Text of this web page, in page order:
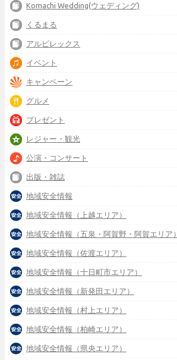
Komachi Wedding(ウェディング)
くるまる
アルビレックス
イベント
キャンペーン
グルメ
プレゼント
レジャー・観光
公演・コンサート
出版・雑誌
地域安全情報
地域安全情報（上越エリア）
地域安全情報（五泉・阿賀野・阿賀エリア）
地域安全情報（佐渡エリア）
地域安全情報（十日町市エリア）
地域安全情報（新発田エリア）
地域安全情報（村上エリア）
地域安全情報（柏崎エリア）
地域安全情報（県央エリア）